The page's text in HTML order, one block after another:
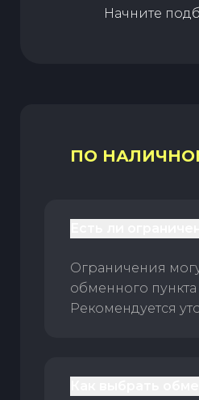
Начните
ПО
Ограничения
обменного пункта
Рекомендуется